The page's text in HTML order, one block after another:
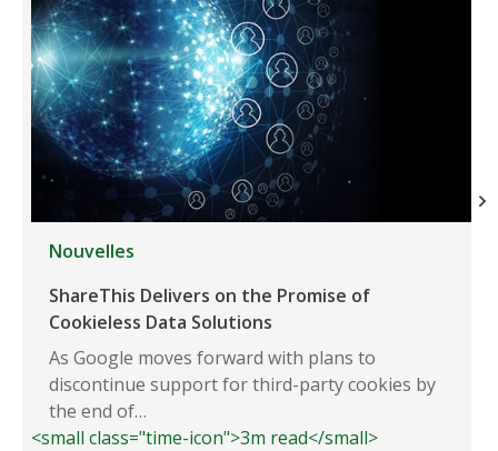
Nouvelles
ShareThis Delivers on the Promise of
Cookieless Data Solutions
As Google moves forward with plans to
discontinue support for third-party cookies by
the end of…
<small class="time-icon">3m read</small>